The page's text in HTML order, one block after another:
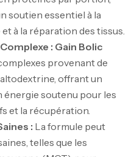
soutien essentiel à la
à la réparation des tissus.
: Gain Bolic
provenant de
offrant un
soutenu pour les
et la récupération.
: La formule peut
telles que les